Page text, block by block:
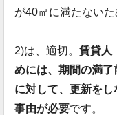
が40㎡に満たないた
2)は、適切。 賃貸人
めには、期間の満了
に対して、更新を
事由が必要です。